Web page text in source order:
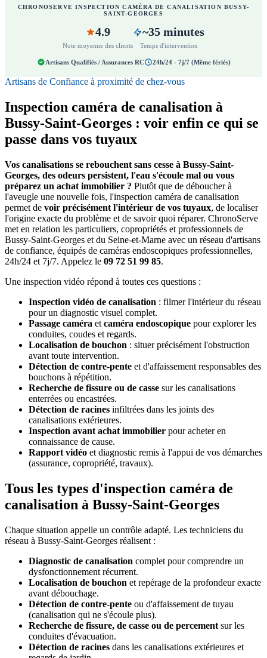
CHRONOSERVE INSPECTION CAMÉRA DE CANALISATION BUSSY-
SAINT-GEORGES
4.9
Note moyenne des clients
~35 minutes
Temps d'intervention
Artisans Qualifiés / Assurances RC 24h/24 - 7j/7 (Même fériés)
Artisans de Confiance à proximité de chez-vous
Inspection caméra de canalisation à
Bussy-Saint-Georges : voir enfin ce qui se
passe dans vos tuyaux
Vos canalisations se rebouchent sans cesse à Bussy-Saint-
Georges, des odeurs persistent, l'eau s'écoule mal ou vous
préparez un achat immobilier ? Plutôt que de déboucher à
l'aveugle une nouvelle fois, l'inspection caméra de canalisation
permet de voir précisément l'intérieur de vos tuyaux, de localiser
l'origine exacte du problème et de savoir quoi réparer. ChronoServe
met en relation les particuliers, copropriétés et professionnels de
Bussy-Saint-Georges et du Seine-et-Marne avec un réseau d'artisans
de confiance, équipés de caméras endoscopiques professionnelles,
24h/24 et 7j/7. Appelez le 09 72 51 99 85.
Une inspection vidéo répond à toutes ces questions :
Inspection vidéo de canalisation : filmer l'intérieur du réseau
pour un diagnostic visuel complet.
Passage caméra et caméra endoscopique pour explorer les
conduites, coudes et regards.
Localisation de bouchon : situer précisément l'obstruction
avant toute intervention.
Détection de contre-pente et d'affaissement responsables des
bouchons à répétition.
Recherche de fissure ou de casse sur les canalisations
enterrées ou encastrées.
Détection de racines infiltrées dans les joints des
canalisations extérieures.
Inspection avant achat immobilier pour acheter en
connaissance de cause.
Rapport vidéo et diagnostic remis à l'appui de vos démarches
(assurance, copropriété, travaux).
Tous les types d'inspection caméra de
canalisation à Bussy-Saint-Georges
Chaque situation appelle un contrôle adapté. Les techniciens du
réseau à Bussy-Saint-Georges réalisent :
Diagnostic de canalisation complet pour comprendre un
dysfonctionnement récurrent.
Localisation de bouchon et repérage de la profondeur exacte
avant débouchage.
Détection de contre-pente ou d'affaissement de tuyau
(canalisation qui ne s'écoule plus).
Recherche de fissure, de casse ou de percement sur les
conduites d'évacuation.
Détection de racines dans les canalisations extérieures et